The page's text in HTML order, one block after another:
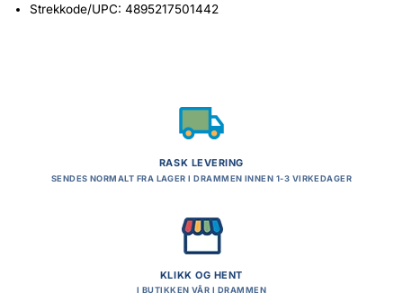
Strekkode/UPC: 4895217501442
RASK LEVERING
SENDES NORMALT FRA LAGER I DRAMMEN INNEN 1-3 VIRKEDAGER
KLIKK OG HENT
I BUTIKKEN VÅR I DRAMMEN